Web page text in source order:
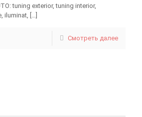
tuning exterior, tuning interior,
iluminat, […]
Смотреть далее